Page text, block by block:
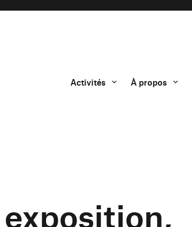
Activités À propos